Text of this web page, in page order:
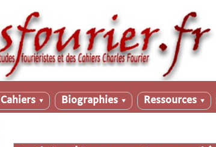
Cahiers ▼ Biographies ▼ Ressources ▼